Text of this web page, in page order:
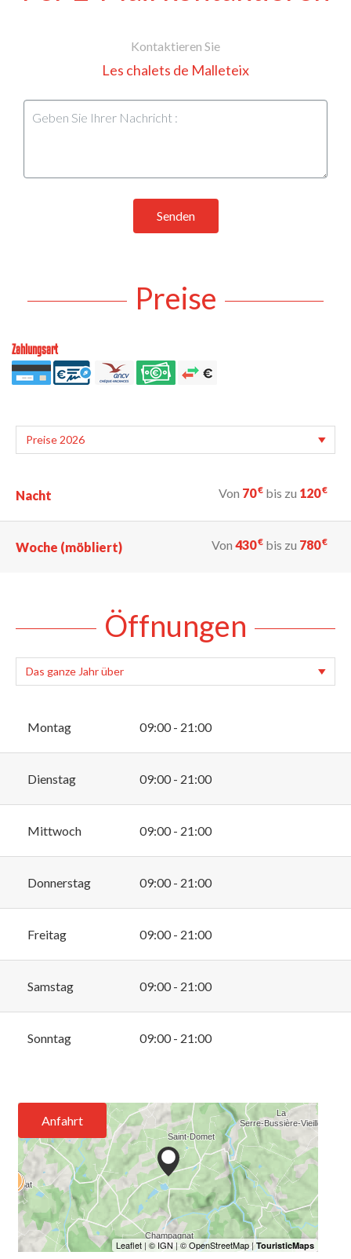
Kontaktieren Sie
Les chalets de Malleteix
Senden
Preise
Zahlungsart
Nacht Von 70€ bis zu 120€
Woche (möbliert) Von 430€ bis zu 780€
Öffnungen
Montag 09:00 - 21:00
Dienstag 09:00 - 21:00
Mittwoch 09:00 - 21:00
Donnerstag 09:00 - 21:00
Freitag 09:00 - 21:00
Samstag 09:00 - 21:00
Sonntag 09:00 - 21:00
Anfahrt